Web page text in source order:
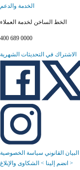
الخدمة والدعم
الخط الساخن لخدمة العملاء
400 689 0000
الاشتراك في التحديثات الشهرية
البيان القانوني سياسة الخصوصية
انضم إلينا > الشكاوى والإبلاغ >